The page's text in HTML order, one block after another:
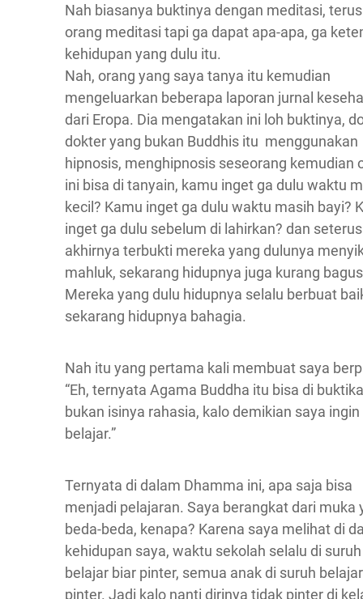
Nah biasanya buktinya dengan meditasi, terus
orang meditasi tapi ga dapat apa-apa, ga
kehidupan yang dulu itu.
Nah, orang yang saya tanya itu kemudian
mengeluarkan beberapa laporan jurnal
dari Eropa. Dia mengatakan ini loh buktinya,
dokter yang bukan Buddhis itu menggunakan
hipnosis, menghipnosis seseorang kemudian
ini bisa di tanyain, kamu inget ga dulu waktu
kecil? Kamu inget ga dulu waktu masih bayi?
inget ga dulu sebelum di lahirkan? dan
akhirnya terbukti mereka yang dulunya
mahluk, sekarang hidupnya juga kurang
Mereka yang dulu hidupnya selalu berbuat
sekarang hidupnya bahagia.
Nah itu yang pertama kali membuat saya
“Eh, ternyata Agama Buddha itu bisa di
bukan isinya rahasia, kalo demikian saya ingin
belajar.”
Ternyata di dalam Dhamma ini, apa saja bisa
menjadi pelajaran. Saya berangkat dari muka
beda-beda, kenapa? Karena saya melihat di
kehidupan saya, waktu sekolah selalu di suruh
belajar biar pinter, semua anak di suruh
pinter. Jadi kalo nanti dirinya tidak pinter di